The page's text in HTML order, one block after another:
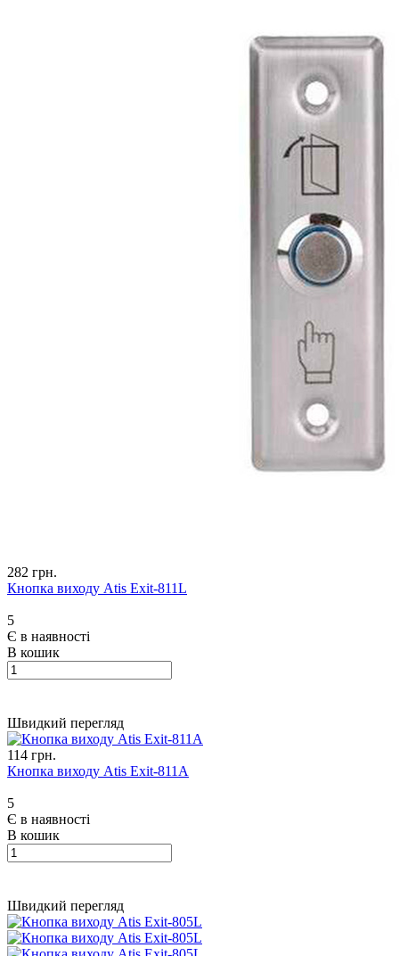
282 грн.
Кнопка виходу Atis Exit-811L
5
Є в наявності
В кошик
Швидкий перегляд
114 грн.
Кнопка виходу Atis Exit-811A
5
Є в наявності
В кошик
Швидкий перегляд